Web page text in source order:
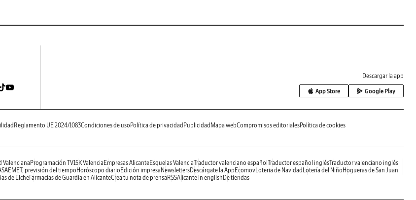
Descargar la app
App Store Google Play
Reglamento UE 2024/1083Condiciones de uso Política de privacidad Publicidad Mapa webCompromisos editorialesPolítica de cookies
ValencianaProgramación TV15K Valencia Empresas AlicanteEsquelas ValenciaTraductor valenciano español Traductor español inglésTraductor valenciano inglés
AEMET, previsión del tiempo Horóscopo diario Edición impresa NewslettersDescárgate la App EcomovLoteria de Navidad Lotería del Niño Hogueras de San Juan
de ElcheFarmacias de Guardia en AlicanteCrea tu nota de prensa RSSAlicante in english De tiendas